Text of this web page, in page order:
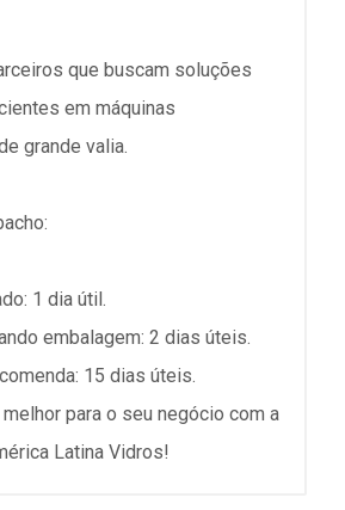
que buscam soluções
em máquinas
grande valia.
1 dia útil.
embalagem: 2 dias úteis.
15 dias úteis.
melhor para o seu negócio com a
Latina Vidros!